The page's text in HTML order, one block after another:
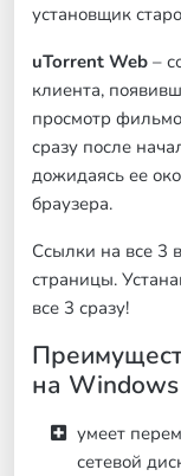
установщик
uTorrent Web–
клиента,
просмотр
сразу после
дожидаясь ее
браузера.
Ссылки на все 3
страницы.
все 3 сразу!
на Windows
умеет
сетевой